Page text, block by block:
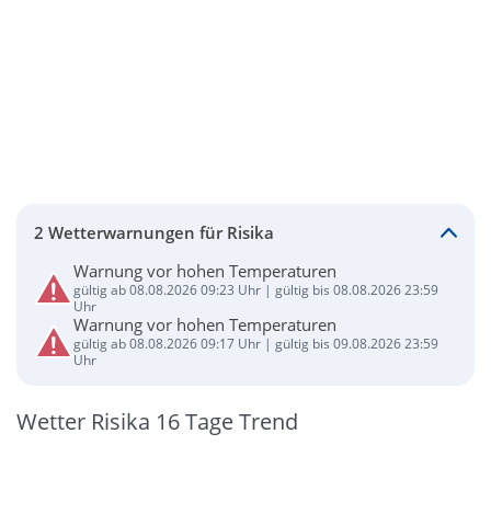
2 Wetterwarnungen für Risika
Warnung vor hohen Temperaturen
gültig ab 08.08.2026 09:23 Uhr | gültig bis 08.08.2026 23:59
Uhr
Warnung vor hohen Temperaturen
gültig ab 08.08.2026 09:17 Uhr | gültig bis 09.08.2026 23:59
Uhr
Wetter Risika 16 Tage Trend